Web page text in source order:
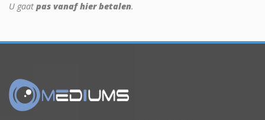
U gaat pas vanaf hier betalen.